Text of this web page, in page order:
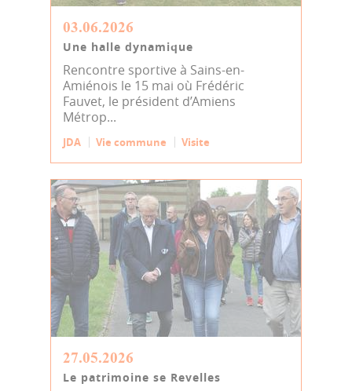
03.06.2026
Une halle dynamique
Rencontre sportive à Sains-en-
Amiénois le 15 mai où Frédéric
Fauvet, le président d’Amiens
Métrop...
JDA Vie commune Visite
27.05.2026
Le patrimoine se Revelles